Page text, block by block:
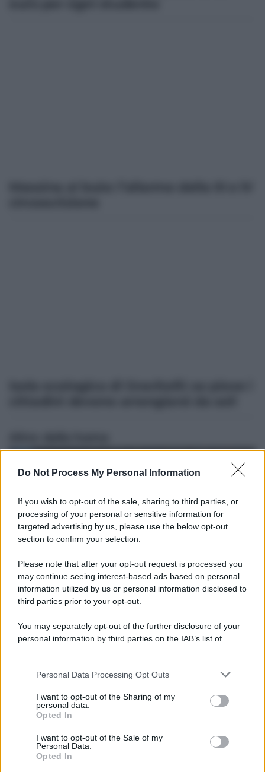
Do Not Process My Personal Information
If you wish to opt-out of the sale, sharing to third parties, or
processing of your personal or sensitive information for
targeted advertising by us, please use the below opt-out
section to confirm your selection.
Please note that after your opt-out request is processed you
may continue seeing interest-based ads based on personal
information utilized by us or personal information disclosed to
third parties prior to your opt-out.
You may separately opt-out of the further disclosure of your
personal information by third parties on the IAB’s list of
This information may also be disclosed by us to third parties
disclose it to other third parties.
Please note that this website/app uses one or more Google
services and may gather and store information including but
not limited to your visit or usage behaviour. You may click to
grant or deny consent to Google and its third-party tags to
Personal Data Processing Opt Outs
I want to opt-out of the Sharing of my
personal data.
Opted In
I want to opt-out of the Sale of my
Personal Data.
Opted In
Idrogeno verde, viaggio nell’hub sperimentale del Cnr
a Capo D’Orlando VIDEO
Nasce M’ama Club & Restaurant, ritorno alle origini tra
mare e gusto